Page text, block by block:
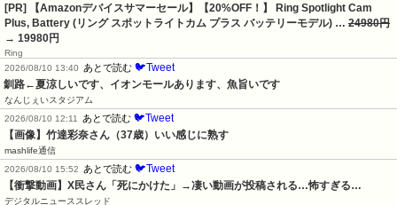
[PR] 【Amazonデバイスサマーセール】【20%OFF！】 Ring Spotlight Cam
Plus, Battery (リング スポットライトカム プラス バッテリーモデル) … 24980円
→ 19980円
Ring
2026/08/10 13:40
あとで読む 🐦Tweet
釧路←夏涼しいです、イオンモールあります、魚旨いです
なんじぇいスタジアム
2026/08/10 12:11
あとで読む 🐦Tweet
【画像】竹達彩奈さん（37歳）いい感じに熟す
mashlife通信
2026/08/10 15:52
あとで読む 🐦Tweet
【衝撃動画】X民さん「死にかけた」→凄い動画が投稿される…怖すぎる…
デジタルニューススレッド